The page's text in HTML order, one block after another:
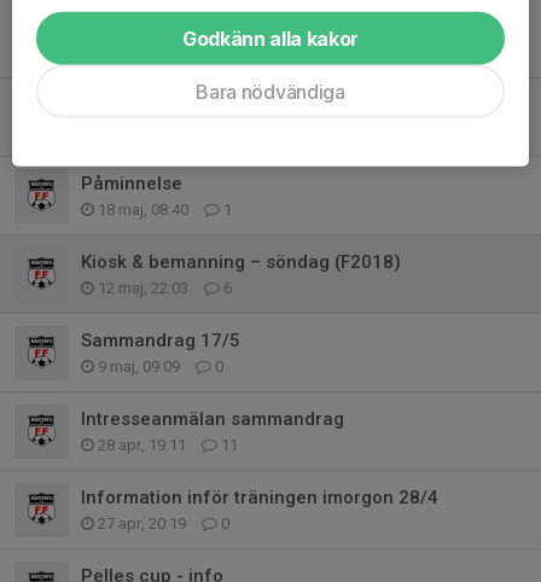
Påminnelse sammandrag
20 maj, 12:29 0
Påminnelse
18 maj, 08:40 1
Kiosk & bemanning – söndag (F2018)
12 maj, 22:03 6
Sammandrag 17/5
9 maj, 09:09 0
Intresseanmälan sammandrag
28 apr, 19:11 11
Information inför träningen imorgon 28/4
27 apr, 20:19 0
Pelles cup - info
Godkänn alla kakor
Bara nödvändiga